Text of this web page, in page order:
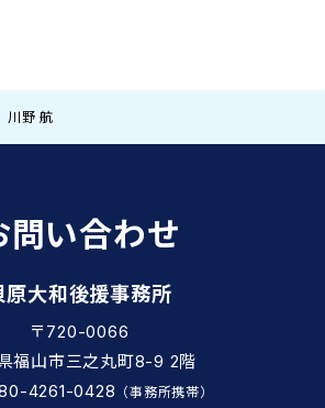
川野 航
問い合わせ
原大和後援事務所
〒720-0066
福山市三之丸町8-9 2階
4261-0428 （事務所携帯）